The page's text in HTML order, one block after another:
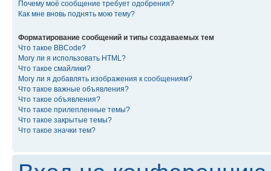
Почему моё сообщение требует одобрения?
Как мне вновь поднять мою тему?
Форматирование сообщений и типы создаваемых тем
Что такое BBCode?
Могу ли я использовать HTML?
Что такое смайлики?
Могу ли я добавлять изображения к сообщениям?
Что такое важные объявления?
Что такое объявления?
Что такое прилепленные темы?
Что такое закрытые темы?
Что такое значки тем?